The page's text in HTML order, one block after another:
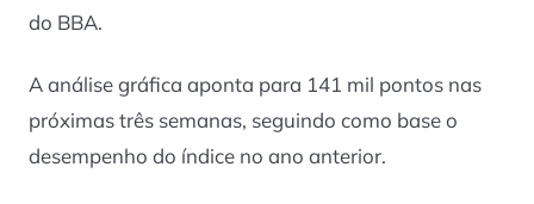
do BBA.
A análise gráfica aponta para 141 mil pontos nas
próximas três semanas, seguindo como base o
desempenho do índice no ano anterior.